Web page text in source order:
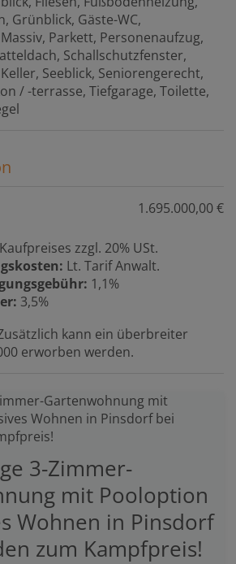
Grünblick Gäste-WC
Massiv Parkett Personenaufzug
Schallschutzfenster
Seeblick Seniorengerecht
/ -terrasse Tiefgarage Toilette
1.695.000,00 €
zzgl. 20% USt.
Lt. Tarif Anwalt.
1,1%
3,5%
kann ein überbreiter
erworben werden.
3-Zimmer-
mit Pooloption
Wohnen in Pinsdorf
zum Kampfpreis!